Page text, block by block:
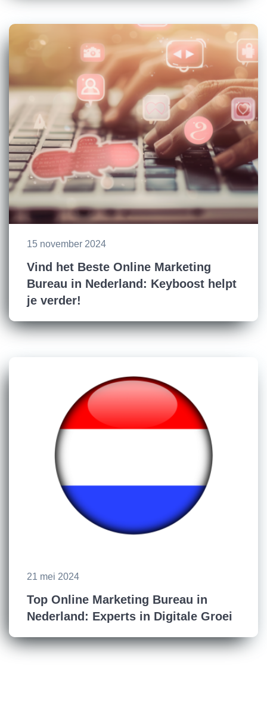
15 november 2024
Vind het Beste Online Marketing
Bureau in Nederland: Keyboost helpt
je verder!
21 mei 2024
Top Online Marketing Bureau in
Nederland: Experts in Digitale Groei